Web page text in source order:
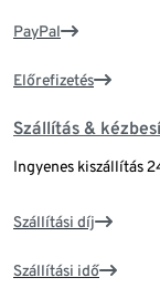
PayPal
Előrefizetés
Szállítás &
Ingyenes kiszállítás
Szállítási díj
Szállítási idő